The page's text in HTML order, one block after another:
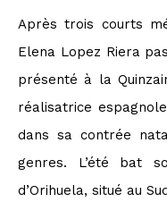
Après trois courts métrages remarqués en festivals,
Elena Lopez Riera
présenté à la
réalisatrice
dans sa contrée
genres. L’été bat
d’Orihuela, situé au